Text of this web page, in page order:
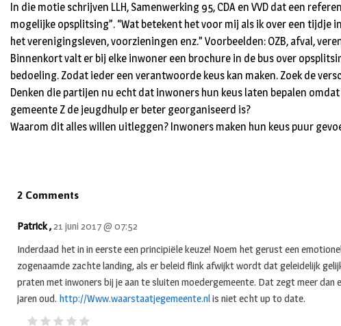
In die motie schrijven LLH, Samenwerking 95, CDA en VVD dat een
mogelijke opsplitsing”. “Wat betekent het voor mij als ik over een tijdje
het verenigingsleven, voorzieningen enz.” Voorbeelden: OZB, afval,
Binnenkort valt er bij elke inwoner een brochure in de bus over
bedoeling. Zodat ieder een verantwoorde keus kan maken. Zoek de
Denken die partijen nu echt dat inwoners hun keus laten bepalen
gemeente Z de jeugdhulp er beter georganiseerd is?
Waarom dit alles willen uitleggen? Inwoners maken hun keus puur
2 Comments
Patrick ,21 juni 2017 @ 07:52
Inderdaad het in in eerste een principiële keuze! Noem het gerust een
zogenaamde zachte landing, als er beleid flink afwijkt wordt dat geleidelijk
praten met inwoners bij je aan te sluiten moedergemeente. Dat zegt meer dan
jaren oud. http://Www.waarstaatjegemeente.nlis niet echt up to date.